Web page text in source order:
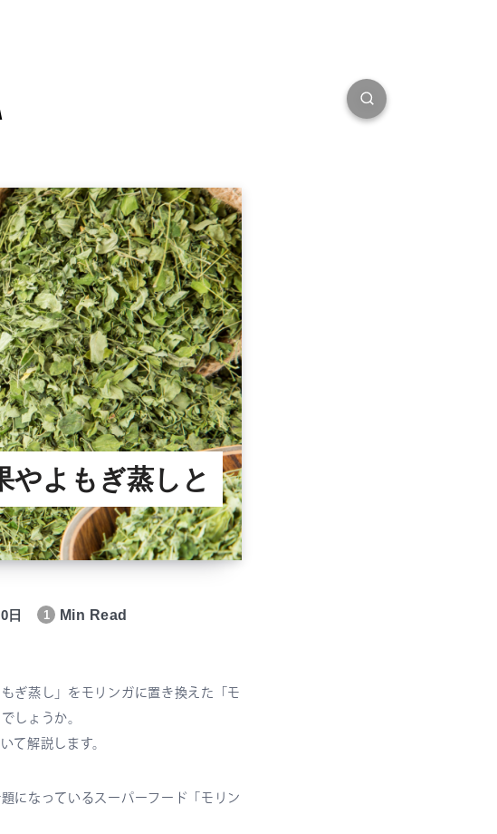
やよもぎ蒸しと
日 1 Min Read
ぎ蒸し」をモリンガに置き換えた「モ
しょうか。
て解説します。
になっているスーパーフード「モリン